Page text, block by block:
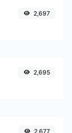
2,697
2,695
2,677